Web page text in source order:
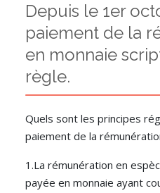
Depuis le 1er
paiement de la
en monnaie
règle.
Quels sont les principes
paiement de la
1.La rémunération en
payée en monnaie ayant